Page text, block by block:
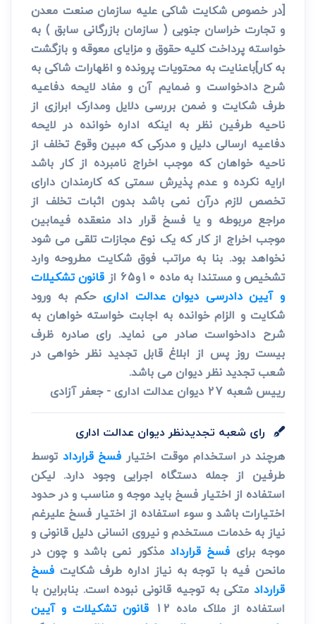
[در خصوص شکایت شاکی علیه سازمان صنعت معدن
و تجارت خراسان جنوبی ( سازمان بازرگانی سابق ) به
خواسته پرداخت کلیه حقوق و مزایای معوقه و بازگشت
به کار]باعنایت به محتویات پرونده و اظهارات شاکی به
شرح دادخواست و ضمایم آن و مفاد لایحه دفاعیه
طرف شکایت و ضمن بررسی دلایل ومدارک ابرازی از
ناحیه طرفین نظر به اینکه اداره خوانده در لایحه
دفاعیه ارسالی دلیل و مدرکی که مبین وقوع تخلف از
ناحیه خواهان که موجب اخراج نامبرده از کار باشد
ارایه نکرده و عدم پذیرش سمتی که کارمندان دارای
تخصص لازم درآن نمی باشد بدون اثبات تخلف از
مراجع مربوطه و یا فسخ قرار داد منعقده فیمابین
موجب اخراج از کار که یک نوع مجازات تلقی می شود
نخواهد بود. بنا به مراتب فوق شکایت مطروحه وارد
تشخیص و مستندا به ماده 10و65 از
قانون تشکیلات
و آیین دادرسی دیوان عدالت اداری حکم به ورود
شکایت و الزام خوانده به اجابت خواسته خواهان به
شرح دادخواست صادر می نماید. رای صادره ظرف
بیست روز پس از ابلاغ قابل تجدید نظر خواهی در
شعب تجدید نظر دیوان می باشد.
رییس شعبه 27 دیوان عدالت اداری - جعفر آزادی
رای شعبه تجدیدنظر دیوان عدالت اداری
هرچند در استخدام موقت اختیار فسخ قرارداد توسط
طرفین از جمله دستگاه اجرایی وجود دارد. لیکن
استفاده از اختیار فسخ باید موجه و مناسب و در حدود
اختیارات باشد و سوء استفاده از اختیار فسخ علیرغم
نیاز به خدمات مستخدم و نیروی انسانی دلیل قانونی و
موجه برای فسخ قرارداد مذکور نمی باشد و چون در
مانحن فیه با توجه به نیاز اداره طرف شکایت فسخ
قرارداد متکی به توجیه قانونی نبوده است. بنابراین با
استفاده از ملاک ماده 12
قانون تشکیلات و آیین